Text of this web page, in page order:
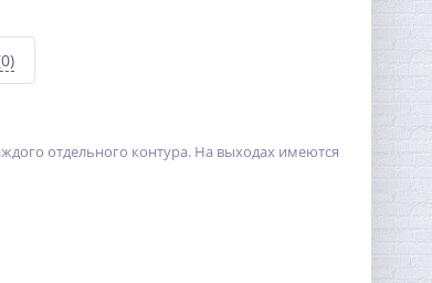
отдельного контура. На выходах имеются